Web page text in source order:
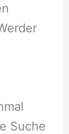
Suche